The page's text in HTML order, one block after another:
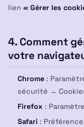
lien « Gérer les
4. Comment
votre
Chrome :
sécurité →
Firefox :
Safari :